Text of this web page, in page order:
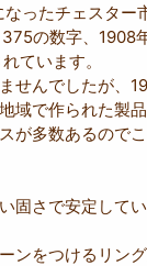
ったチェスター
の数字、1908
ています。
せんでしたが、
域で作られた製
が多数あるので
固さで安定して
ンをつけるリン